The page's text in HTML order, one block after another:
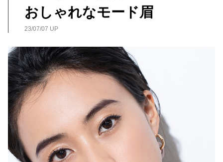
おしゃれなモード眉
23/07/07 UP